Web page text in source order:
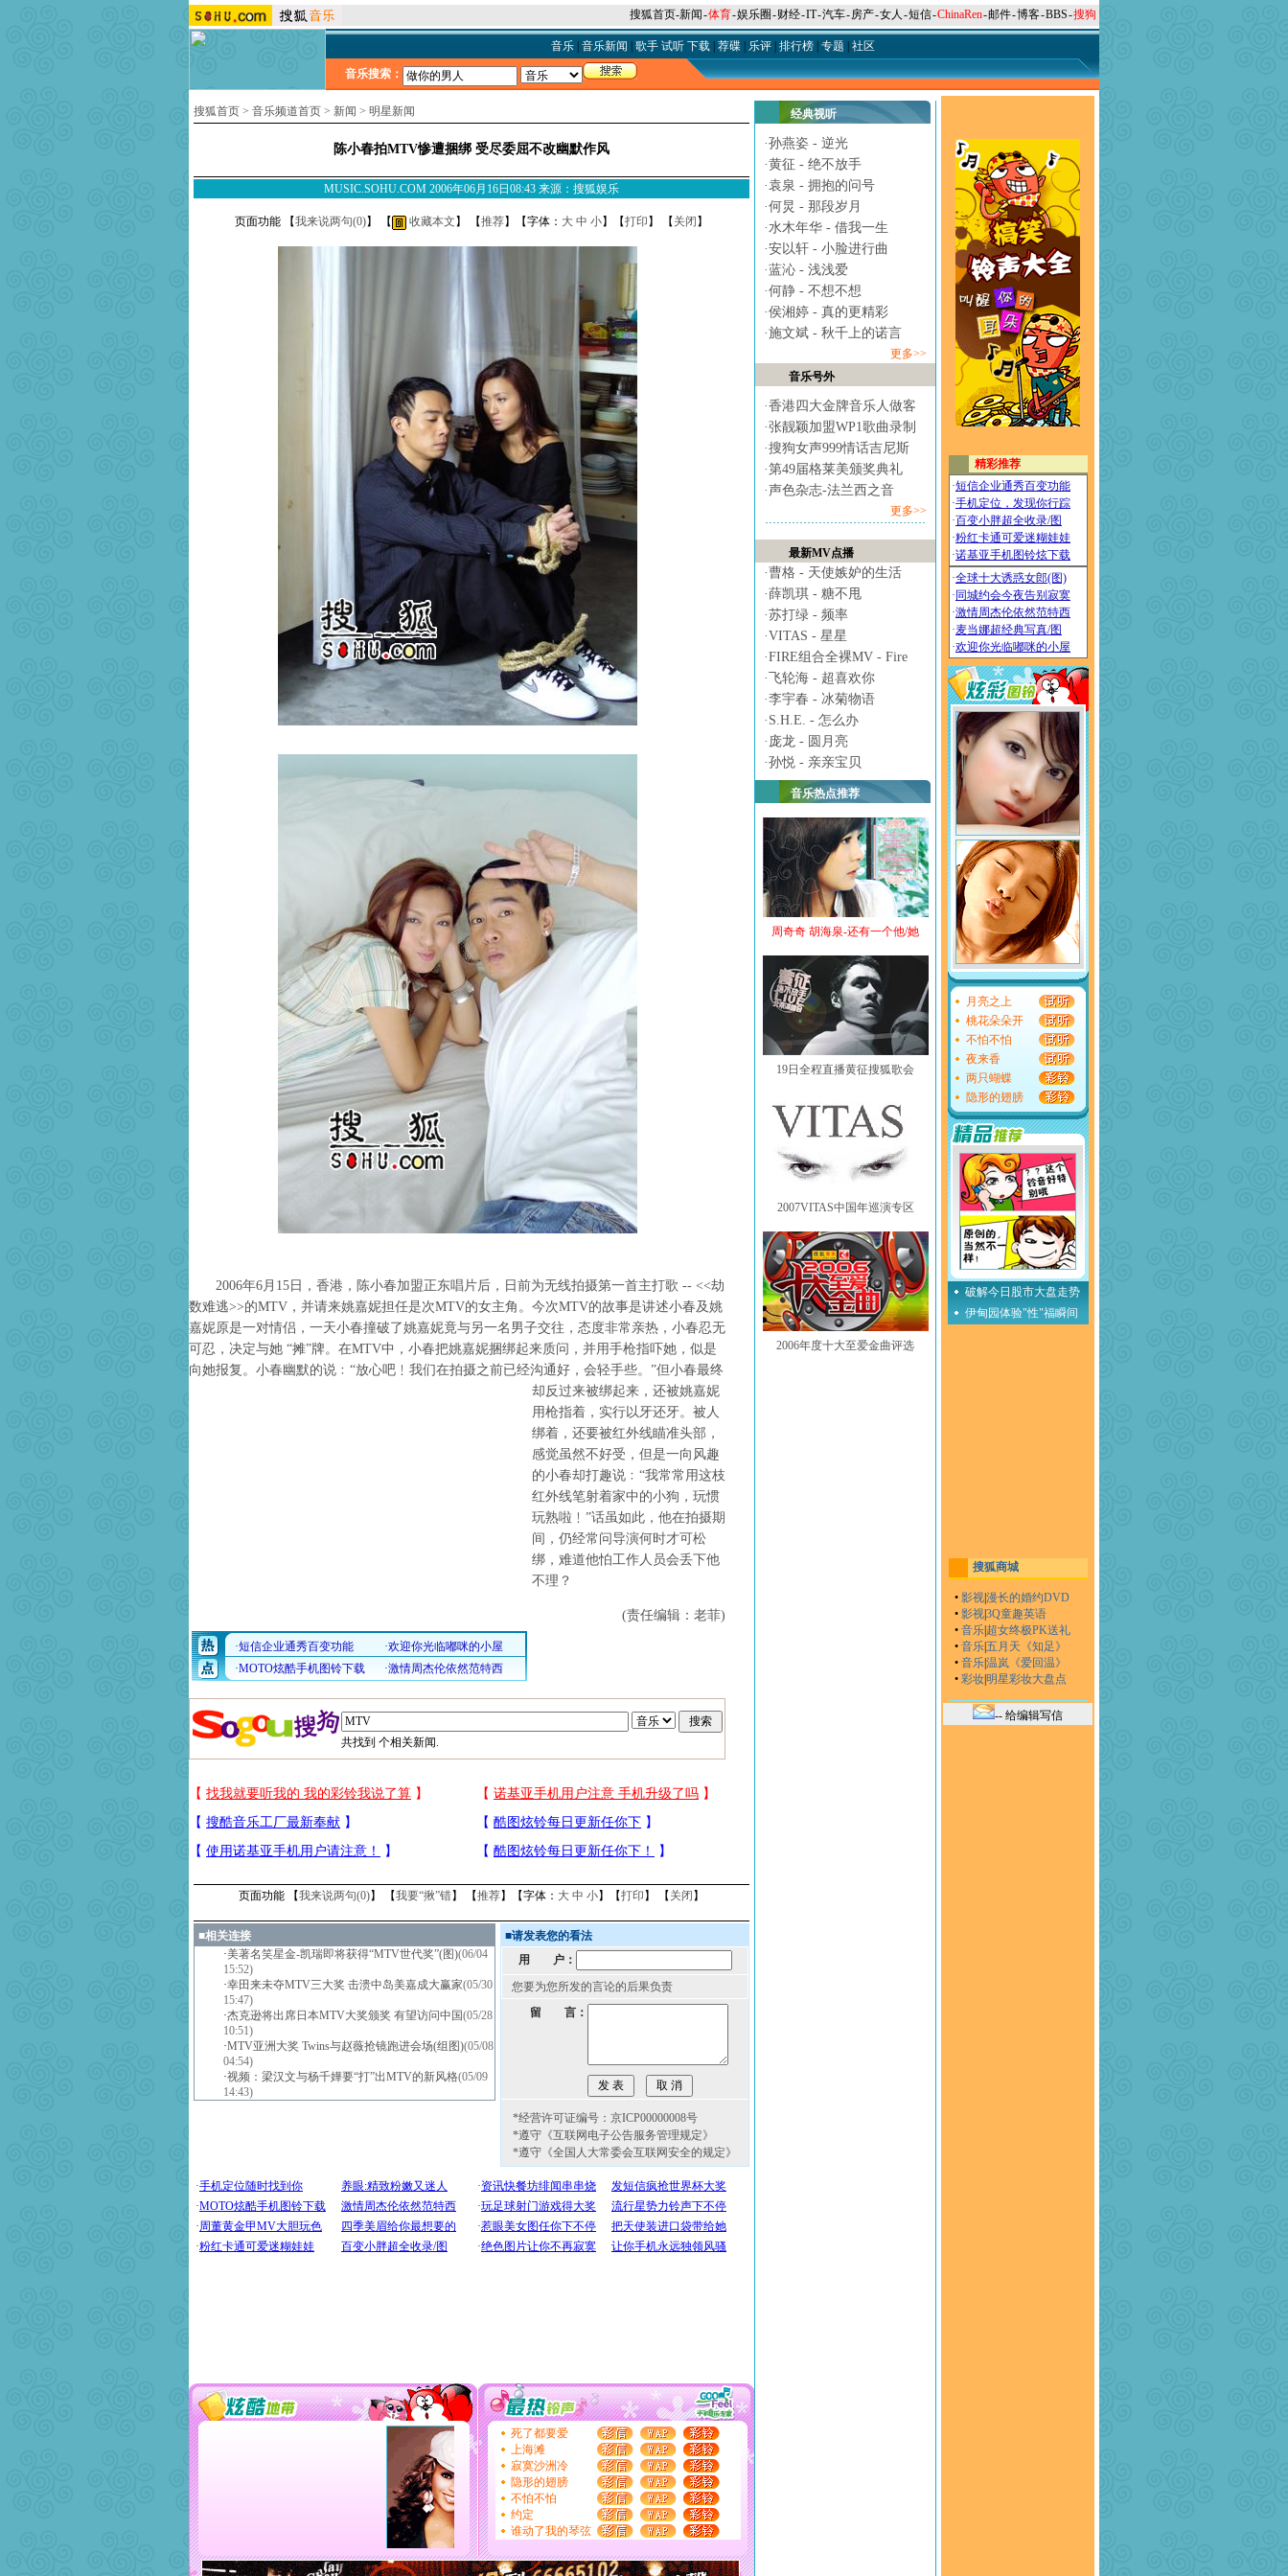
搜狐首页-新闻-体育-娱乐圈 -财经-IT-汽车-房产-女人 -短信-ChinaRen-邮件-博客-BBS-搜狗
音乐| 音乐新闻 歌手 试听 下载| 荐碟| 乐评| 排行榜| 专题 社区
音乐搜索：
搜狐首页 > 音乐频道首页 > 新闻 > 明星新闻
陈小春拍MTV惨遭捆绑 受尽委屈不改幽默作风
MUSIC.SOHU.COM 2006年06月16日08:43 来源：搜狐娱乐
页面功能 【我来说两句(0)】 【 收藏本文 】 【推荐】【字体： 大 中 小】【打印 】 【 关闭 】
2006年6月15日，香港，陈小春加盟正东唱片后，日前为无线拍摄第一首主打歌 -- <<劫
数难逃>>的MTV，并请来姚嘉妮担任是次MTV的女主角。今次MTV的故事是讲述小春及姚
嘉妮原是一对情侣，一天小春撞破了姚嘉妮竟与另一名男子交往，态度非常亲热，小春忍无
可忍，决定与她 “摊”牌。在MTV中，小春把姚嘉妮捆绑起来质问，并用手枪指吓她，似是
向她报复。小春幽默的说﹕“放心吧﹗我们在拍摄之前已经沟通好，会轻手些。 ”但小春最终
却反过来被绑起来，还被姚嘉妮
用枪指着，实行以牙还牙。被人
绑着，还要被红外线瞄准头部，
感觉虽然不好受，但是一向风趣
的小春却打趣说﹕“我常常用这枝
红外线笔射着家中的小狗，玩惯
玩熟啦﹗”话虽如此，他在拍摄期
间，仍经常问导演何时才可松
绑，难道他怕工作人员会丢下他
不理？
(责任编辑：老菲)
共找到 个相关新闻.
页面功能 【我来说两句(0)】 【我要“揪”错】 【推荐】【字体： 大 中 小】【打印 】 【 关闭 】
■相关连接
·美著名笑星金-凯瑞即将获得“MTV世代奖”(图)(06/04
15:52)
·幸田来未夺MTV三大奖 击溃中岛美嘉成大赢家(05/30
15:47)
·杰克逊将出席日本MTV大奖颁奖 有望访问中国(05/28
10:51)
·MTV亚洲大奖 Twins与赵薇抢镜跑进会场(组图)(05/08
04:54)
·视频：梁汉文与杨千嬅要“打”出MTV的新风格(05/09
14:43)
■请发表您的看法
用 户：
您要为您所发的言论的后果负责
留 言：
*经营许可证编号：京ICP00000008号
*遵守《互联网电子公告服务管理规定》
*遵守《全国人大常委会互联网安全的规定》
经典视听
·孙燕姿 - 逆光
·黄征 - 绝不放手
·袁泉 - 拥抱的问号
·何炅 - 那段岁月
·水木年华 - 借我一生
·安以轩 - 小脸进行曲
·蓝沁 - 浅浅爱
·何静 - 不想不想
·侯湘婷 - 真的更精彩
·施文斌 - 秋千上的诺言
更多>>
音乐号外
·香港四大金牌音乐人做客
·张靓颖加盟WP1歌曲录制
·搜狗女声999情话吉尼斯
·第49届格莱美颁奖典礼
·声色杂志-法兰西之音
更多>>
最新MV点播
·曹格 - 天使嫉妒的生活
·薛凯琪 - 糖不甩
·苏打绿 - 频率
·VITAS - 星星
·FIRE组合全裸MV - Fire
· 飞轮海 - 超喜欢你
·李宇春 - 冰菊物语
· S.H.E. - 怎么办
· 庞龙 - 圆月亮
·孙悦 - 亲亲宝贝
音乐热点推荐
周奇奇 胡海泉-还有一个他/她
19日全程直播黄征搜狐歌会
2007VITAS中国年巡演专区
2006年度十大至爱金曲评选
月亮之上
桃花朵朵开
不怕不怕
夜来香
两只蝴蝶
隐形的翅膀
破解今日股市大盘走势
伊甸园体验"性"福瞬间
搜狐商城
• 影视漫长的婚约DVD
• 影视3Q童趣英语
• 音乐 超女终极PK送礼
• 音乐五月天《知足》
• 音乐温岚《爱回温》
• 彩妆明星彩妆大盘点
-- 给编辑写信